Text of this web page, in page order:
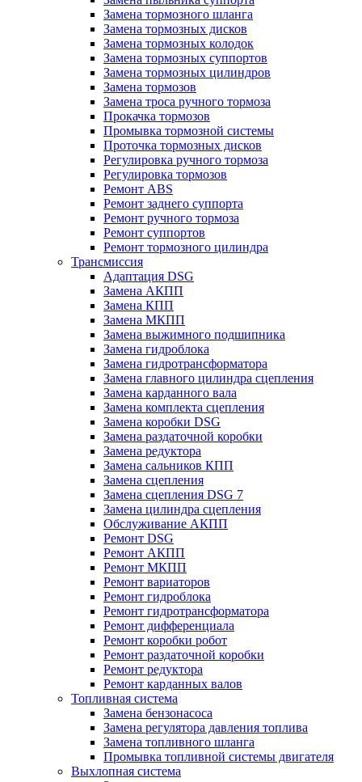
Замена тормозного шланга
Замена тормозных дисков
Замена тормозных колодок
Замена тормозных суппортов
Замена тормозных цилиндров
Замена тормозов
Замена троса ручного тормоза
Прокачка тормозов
Промывка тормозной системы
Проточка тормозных дисков
Регулировка ручного тормоза
Регулировка тормозов
Ремонт ABS
Ремонт заднего суппорта
Ремонт ручного тормоза
Ремонт суппортов
Ремонт тормозного цилиндра
Трансмиссия
Адаптация DSG
Замена АКПП
Замена КПП
Замена МКПП
Замена выжимного подшипника
Замена гидроблока
Замена гидротрансформатора
Замена главного цилиндра сцепления
Замена карданного вала
Замена комплекта сцепления
Замена коробки DSG
Замена раздаточной коробки
Замена редуктора
Замена сальников КПП
Замена сцепления
Замена сцепления DSG 7
Замена цилиндра сцепления
Обслуживание АКПП
Ремонт DSG
Ремонт АКПП
Ремонт МКПП
Ремонт вариаторов
Ремонт гидроблока
Ремонт гидротрансформатора
Ремонт дифференциала
Ремонт коробки робот
Ремонт раздаточной коробки
Ремонт редуктора
Ремонт карданных валов
Топливная система
Замена бензонасоса
Замена регулятора давления топлива
Замена топливного шланга
Промывка топливной системы двигателя
Выхлопная система